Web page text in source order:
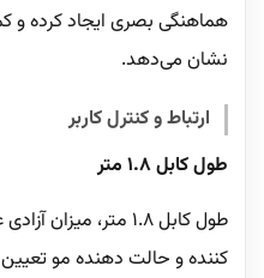
هماهنگی بصری ایجاد کرده و
نشان می‌دهد.
ارتباط و کنترل کاربر
طول کابل 1.8 متر
طول کابل 1.8 متر،
کننده و حالت دهنده مو تعیین